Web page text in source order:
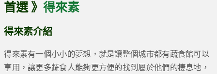
首選 》得來素
得來素介紹
得來素有一個小小的夢想，就是讓整個城市都有蔬食館可以
享用，讓更多蔬食人能夠更方便的找到屬於他們的棲息地，